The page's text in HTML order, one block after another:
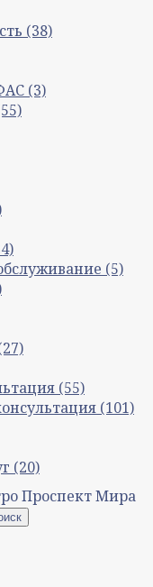
(38)
(3)
(5)
(55)
(101)
(20)
Проспект Мира